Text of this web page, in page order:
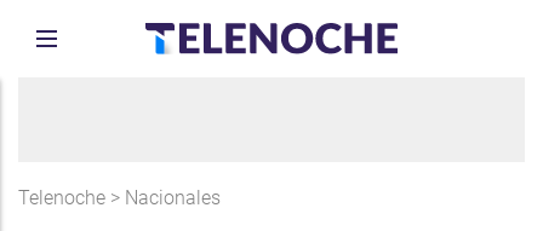
Telenoche > Nacionales